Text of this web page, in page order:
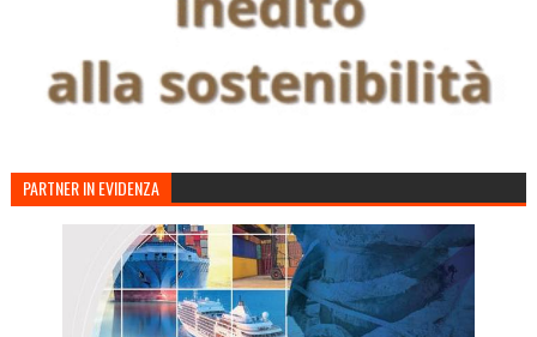
PARTNER IN EVIDENZA